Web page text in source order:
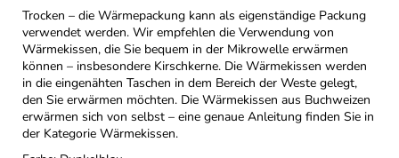
Trocken – die Wärmepackung kann als eigenständige Packung
verwendet werden. Wir empfehlen die Verwendung von
Wärmekissen, die Sie bequem in der Mikrowelle erwärmen
können – insbesondere Kirschkerne. Die Wärmekissen werden
in die eingenähten Taschen in dem Bereich der Weste gelegt,
den Sie erwärmen möchten. Die Wärmekissen aus Buchweizen
erwärmen sich von selbst – eine genaue Anleitung finden Sie in
der Kategorie Wärmekissen.